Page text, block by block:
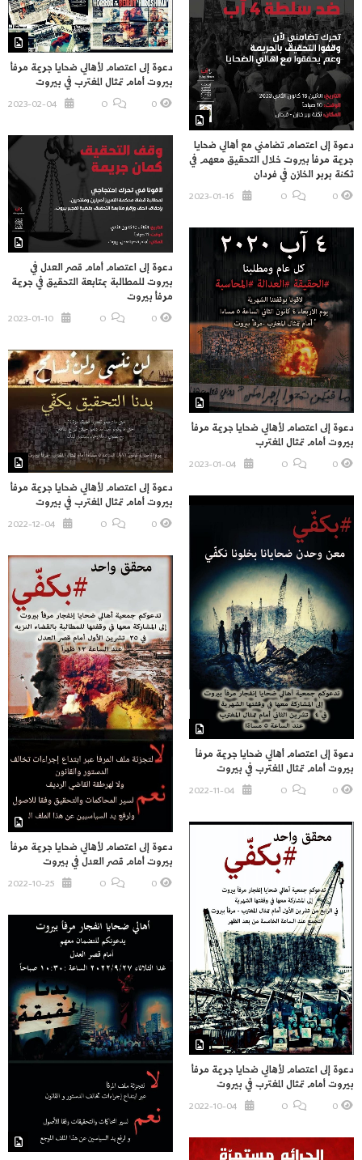
دعوة إلى اعتصام لأهالي ضحايا جريمة مرفأ
بيروت أمام تمثال المغترب في بيروت
0
O
دعوة إلى اعتصام تضامني مع أهالي ضحايا
جريمة مرفأ بيروت خلال التحقيق معهم في
ثكنة بربر الخازن في فردان
0
O
دعوة إلى اعتصام أمام قصر العدل في
بيروت للمطالبة بمتابعة التحقيق في جريمة
مرفأ بيروت
0
O
دعوة إلى اعتصام لأهالي ضحايا جريمة مرفأ
بيروت أمام تمثال المغترب
0
O
دعوة إلى اعتصام لأهالي ضحايا جريمة مرفأ
بيروت أمام تمثال المغترب في بيروت
0
O
دعوة إلى اعتصام أهالي ضحايا جريمة مرفأ
بيروت أمام تمثال المغترب في بيروت
0
O
دعوة إلى اعتصام لأهالي ضحايا جريمة مرفأ
بيروت أمام قصر العدل في بيروت
0
دعوة إلى اعتصام لأهالي ضحايا جريمة مرفأ
بيروت أمام تمثال المغترب في بيروت
0